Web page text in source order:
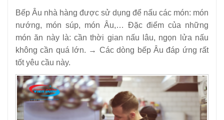
Bếp Âu nhà hàng được sử dụng để nấu các món: món
nướng, món súp, món Âu,… Đặc điểm của những
món ăn này là: cần thời gian nấu lâu, ngọn lửa nấu
không cần quá lớn. → Các dòng bếp Âu đáp ứng rất
tốt yêu cầu này.